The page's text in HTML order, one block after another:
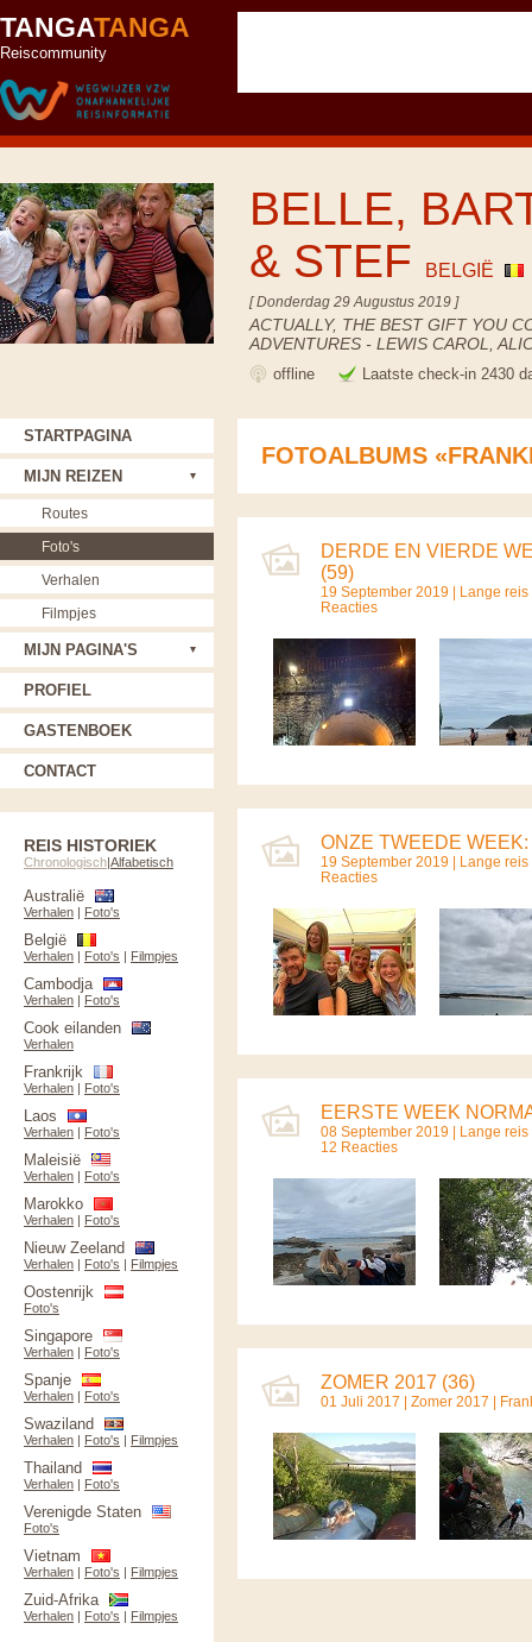
TANGATANGA
Reiscommunity
BELLE,
& STEF
BELGIË
[ Donderdag 29 Augustus 2019 ]
ACTUALLY, THE BEST GIFT YOU
ADVENTURES - LEWIS CAROL,
offline Laatste check-in 2430
FOTOALBUMS
DERDE EN VIERDE
(59)
19 September 2019 | Lange reis
Reacties
ONZE TWEEDE
19 September 2019 | Lange reis
Reacties
EERSTE WEEK
08 September 2019 | Lange reis
12 Reacties
ZOMER 2017 (36)
01 Juli 2017 | Zomer 2017 |
STARTPAGINA
MIJN REIZEN
Routes
Foto's
Verhalen
Filmpjes
MIJN PAGINA'S
PROFIEL
GASTENBOEK
CONTACT
REIS HISTORIEK
Chronologisch|Alfabetisch
Australië
Verhalen | Foto's
België
Verhalen | Foto's | Filmpjes
Cambodja
Verhalen | Foto's
Cook eilanden
Verhalen
Frankrijk
Verhalen | Foto's
Laos
Verhalen | Foto's
Maleisië
Verhalen | Foto's
Marokko
Verhalen | Foto's
Nieuw Zeeland
Verhalen | Foto's | Filmpjes
Oostenrijk
Foto's
Singapore
Verhalen | Foto's
Spanje
Verhalen | Foto's
Swaziland
Verhalen | Foto's | Filmpjes
Thailand
Verhalen | Foto's
Verenigde Staten
Foto's
Vietnam
Verhalen | Foto's | Filmpjes
Zuid-Afrika
Verhalen | Foto's | Filmpjes